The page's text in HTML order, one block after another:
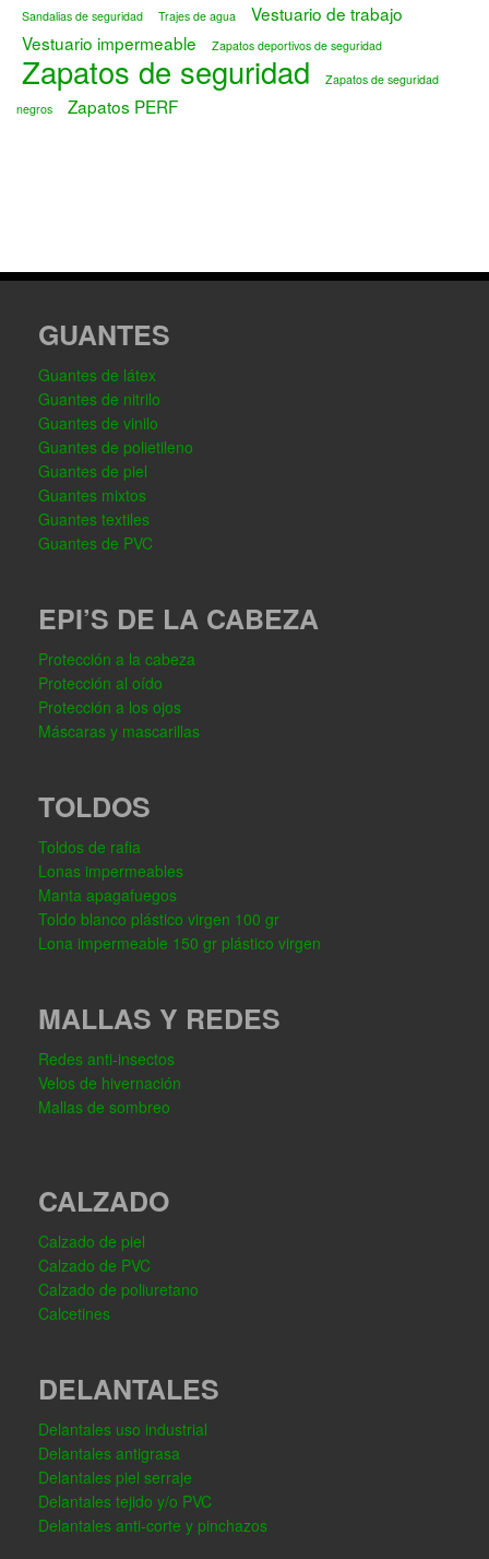
Sandalias de seguridad Trajes de agua
Vestuario de trabajo
Vestuario impermeable
Zapatos deportivos de seguridad
Zapatos de seguridad
Zapatos de seguridad
negros
Zapatos PERF
GUANTES
Guantes de látex
Guantes de nitrilo
Guantes de vinilo
Guantes de polietileno
Guantes de piel
Guantes mixtos
Guantes textiles
Guantes de PVC
EPI’S DE LA CABEZA
Protección a la cabeza
Protección al oído
Protección a los ojos
Máscaras y mascarillas
TOLDOS
Toldos de rafia
Lonas impermeables
Manta apagafuegos
Toldo blanco plástico virgen 100 gr
Lona impermeable 150 gr plástico virgen
MALLAS Y REDES
Redes anti-insectos
Velos de hivernación
Mallas de sombreo
CALZADO
Calzado de piel
Calzado de PVC
Calzado de poliuretano
Calcetines
DELANTALES
Delantales uso industrial
Delantales antigrasa
Delantales piel serraje
Delantales tejido y/o PVC
Delantales anti-corte y pinchazos